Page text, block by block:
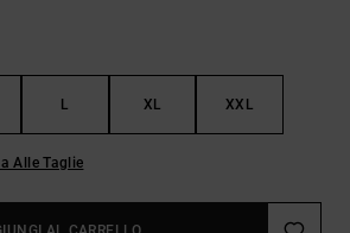
L XL XXL
Alle Taglie